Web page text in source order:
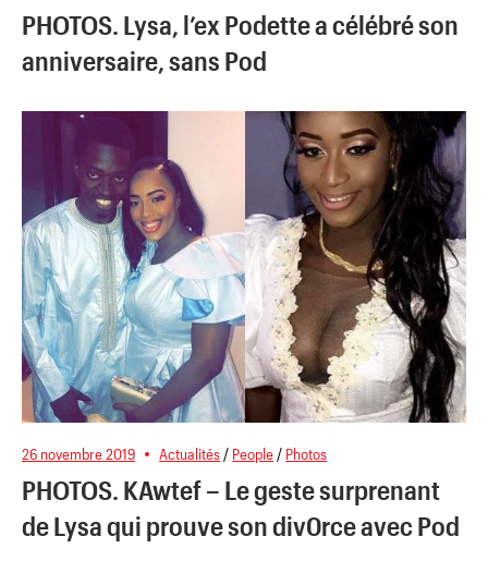
PHOTOS. Lysa, l’ex Podette a célébré son
anniversaire, sans Pod
26 novembre 2019 Actualités / People / Photos
PHOTOS. KAwtef – Le geste surprenant
de Lysa qui prouve son div0rce avec Pod